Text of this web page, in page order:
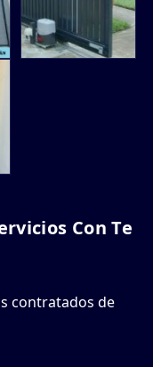
Con Te
contratados de